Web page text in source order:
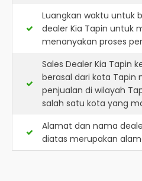
Luangkan waktu untuk
dealer Kia Tapin untuk
menanyakan proses
Sales Dealer Kia Tapin
berasal dari kota Tapin
penjualan di wilayah
salah satu kota yang
Alamat dan nama
diatas merupakan